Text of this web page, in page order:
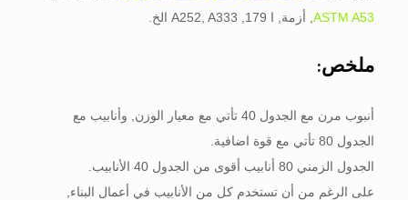
ASTM A53, أزمة, ا 179, A252, A333 الخ.
ملخص:
أنبوب مرن مع الجدول 40 تأتي مع معيار الوزن, وأنابيب مع
الجدول 80 تأتي مع قوة اضافية.
الجدول الزمني 80 أنابيب أقوى من الجدول 40 الأنابيب.
على الرغم من أن تستخدم كل من الأنابيب في أعمال البناء,